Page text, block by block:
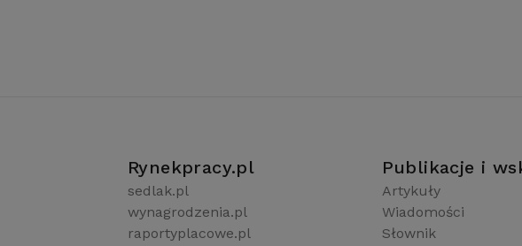
Rynekpracy.pl
sedlak.pl
wynagrodzenia.pl
raportyplacowe.pl
Publikacje i
Artykuły
Wiadomości
Słownik